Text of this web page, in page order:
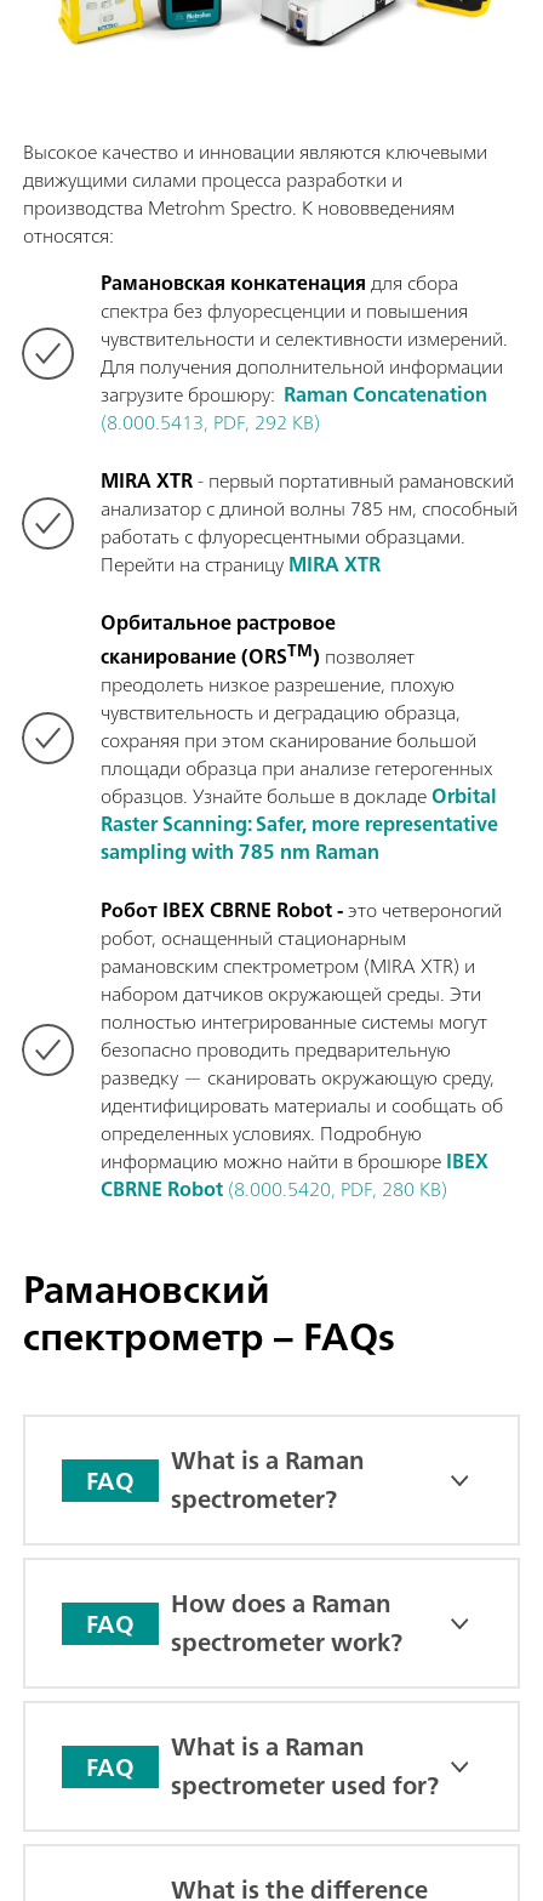
Высокое качество и инновации являются ключевыми
движущими силами процесса разработки и
производства Metrohm Spectro. К нововведениям
относятся:
Рамановская конкатенациядля сбора
спектра без флуоресценции и повышения
чувствительности и селективности измерений.
Для получения дополнительной информации
загрузите брошюру: Raman Concatenation
(8.000.5413, PDF, 292 KB)
MIRA XTR- первый портативный рамановский
анализатор с длиной волны 785 нм, способный
работать с флуоресцентными образцами.
Перейти на страницуMIRA XTR
Орбитальное растровое
сканирование (ORSTM) позволяет
преодолеть низкое разрешение, плохую
чувствительность и деградацию образца,
сохраняя при этом сканирование большой
площади образца при анализе гетерогенных
образцов. Узнайте больше в докладеOrbital
Raster Scanning: Safer, more representative
sampling with 785 nm Raman
Робот IBEX CBRNE Robot -это четвероногий
робот, оснащенный стационарным
рамановским спектрометром (MIRA XTR) и
набором датчиков окружающей среды. Эти
полностью интегрированные системы могут
безопасно проводить предварительную
разведку — сканировать окружающую среду,
идентифицировать материалы и сообщать об
определенных условиях. Подробную
информацию можно найти в брошюреIBEX
CBRNE Robot(8.000.5420, PDF, 280 KB)
Рамановский
спектрометр – FAQs
FAQ
What is a Raman
spectrometer?
FAQ
How does a Raman
spectrometer work?
FAQ
What is a Raman
spectrometer used for?
What is the difference